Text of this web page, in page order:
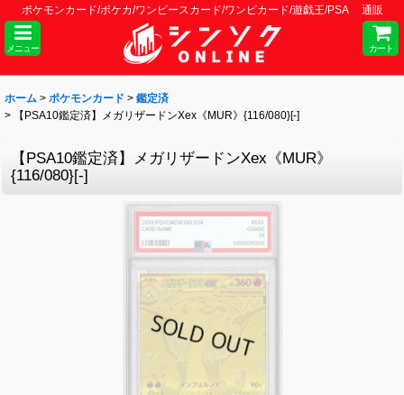
ポケモンカード/ポケカ/ワンピースカード/ワンピカード/遊戯王/PSA 通販
メニュー カート
ホーム > ポケモンカード > 鑑定済
>
【PSA10鑑定済】メガリザードンXex《MUR》{116/080}[-]
【PSA10鑑定済】メガリザードンXex《MUR》
{116/080}[-]